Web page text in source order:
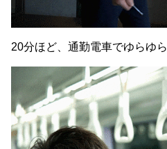
20分ほど、通勤電車でゆらゆら